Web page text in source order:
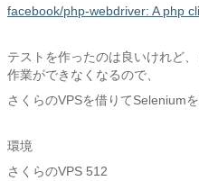
facebook/php-webdriver: A php
テストを作ったのは良いけれど
作業ができなくなるので、
さくらのVPSを借りてSelenium
環境
さくらのVPS 512